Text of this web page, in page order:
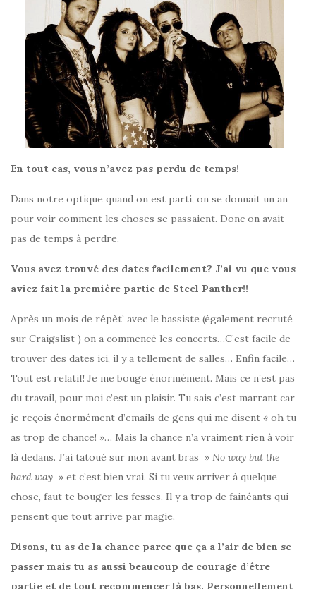
En tout cas, vous n’avez pas perdu de temps!
Dans notre optique quand on est parti, on se donnait un an
pour voir comment les choses se passaient. Donc on avait
pas de temps à perdre.
Vous avez trouvé des dates facilement? J’ai vu que vous
aviez fait la première partie de Steel Panther!!
Après un mois de répèt’ avec le bassiste (également recruté
sur Craigslist ) on a commencé les concerts…C’est facile de
trouver des dates ici, il y a tellement de salles… Enfin facile…
Tout est relatif! Je me bouge énormément. Mais ce n’est pas
du travail, pour moi c’est un plaisir. Tu sais c’est marrant car
je reçois énormément d’emails de gens qui me disent « oh tu
as trop de chance! »… Mais la chance n’a vraiment rien à voir
là dedans. J’ai tatoué sur mon avant bras » No way but the
hard way » et c’est bien vrai. Si tu veux arriver à quelque
chose, faut te bouger les fesses. Il y a trop de fainéants qui
pensent que tout arrive par magie.
Disons, tu as de la chance parce que ça a l’air de bien se
passer mais tu as aussi beaucoup de courage d’être
partie et de tout recommencer là bas. Personnellement